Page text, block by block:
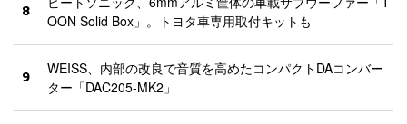
8
OON Solid Box」。トヨタ車専用取付キットも
9
WEISS、内部の改良で音質を高めたコンパクトDAコンバー
ター「DAC205-MK2」